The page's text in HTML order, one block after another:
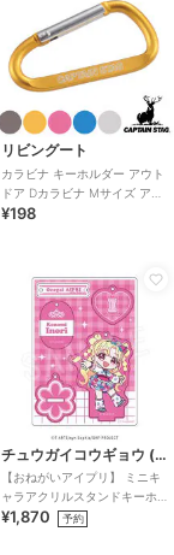
リビングート
カラビナ キーホルダー アウト
ドア Dカラビナ Mサイズ アル
ミアクセサリー
¥198
チュウガイコウギョウ (Chugai Mining)
【おねがいアイプリ】 ミニキ
ャラアクリルスタンドキーホ
ルダー （いのり）
¥1,870 予約